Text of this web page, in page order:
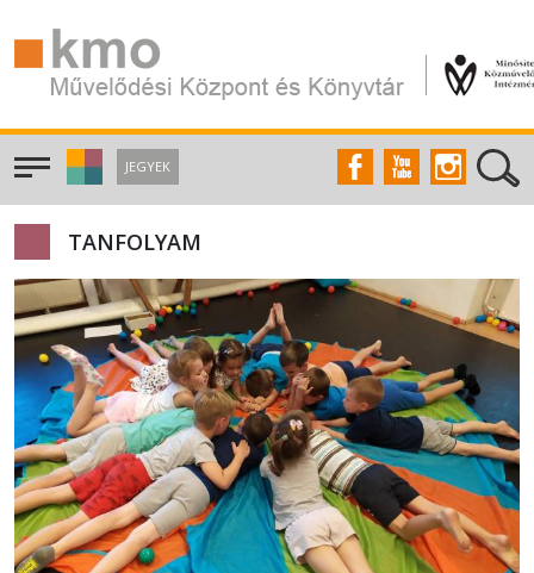
JEGYEK
TANFOLYAM